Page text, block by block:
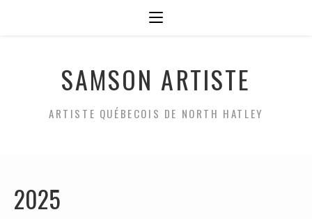
SAMSON ARTISTE
ARTISTE QUÉBECOIS DE NORTH HATLEY
2025